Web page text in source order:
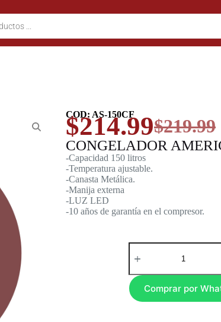
COD: AS-150CF
$219.99
$214.99
CONGELADOR
-Capacidad 150 litros
-Temperatura ajustable.
-Canasta Metálica.
-Manija externa
-LUZ LED
-10 años de garantía en el compresor.
Comprar por